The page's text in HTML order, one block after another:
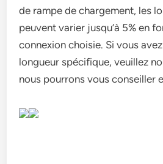
de rampe de chargement, les
peuvent varier jusqu’à 5% en
connexion choisie. Si vous
longueur spécifique, veuillez
nous pourrons vous conseiller